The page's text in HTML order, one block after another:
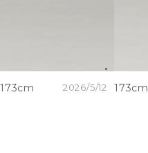
173cm 2026/5/12 173cm